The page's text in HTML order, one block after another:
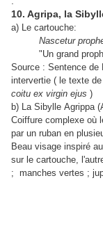
10. Agripa, la
a) Le cartouche:
Nascetur
"Un grand
Source : Sentence de
intervertie ( le texte
coitu ex virgin ejus )
b) La Sibylle Agrippa
Coiffure complexe où
par un ruban en
Beau visage inspiré
sur le cartouche,
; manches vertes ;